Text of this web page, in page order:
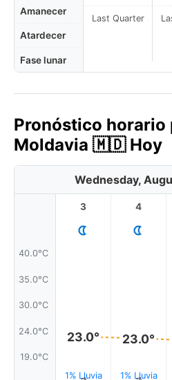
Amanecer
Atardecer
Fase lunar
Last Quarter
Pronóstico horario
Moldavia 🇲🇩 Hoy
Wednesday,
40.0°C
35.0°C
30.0°C
24.0°C
19.0°C
3
23.0°
1% Lluvia
4
23.0°
1% Lluvia